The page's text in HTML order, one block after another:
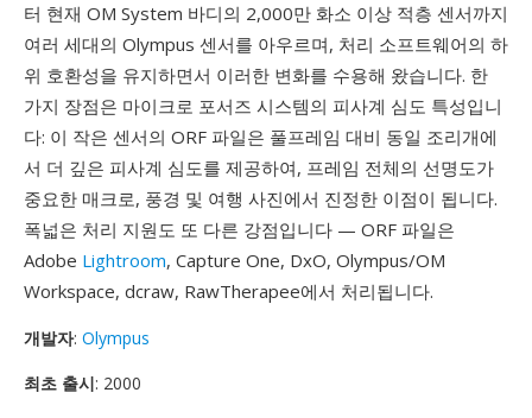
터 현재 OM System 바디의 2,000만 화소 이상 적층 센서까지
여러 세대의 Olympus 센서를 아우르며, 처리 소프트웨어의 하
위 호환성을 유지하면서 이러한 변화를 수용해 왔습니다. 한
가지 장점은 마이크로 포서즈 시스템의 피사계 심도 특성입니
다: 이 작은 센서의 ORF 파일은 풀프레임 대비 동일 조리개에
서 더 깊은 피사계 심도를 제공하여, 프레임 전체의 선명도가
중요한 매크로, 풍경 및 여행 사진에서 진정한 이점이 됩니다.
폭넓은 처리 지원도 또 다른 강점입니다 — ORF 파일은
Adobe Lightroom, Capture One, DxO, Olympus/OM
Workspace, dcraw, RawTherapee에서 처리됩니다.
개발자: Olympus
최초 출시: 2000